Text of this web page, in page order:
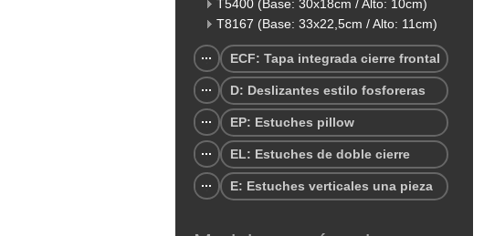
T5400 (Base: 30x18cm / Alto: 10cm)
T8167 (Base: 33x22,5cm / Alto: 11cm)
ECF: Tapa integrada cierre frontal
D: Deslizantes estilo fosforeras
EP: Estuches pillow
EL: Estuches de doble cierre
E: Estuches verticales una pieza